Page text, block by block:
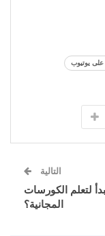
التالية
لتعلم الكورسات
المجانية؟